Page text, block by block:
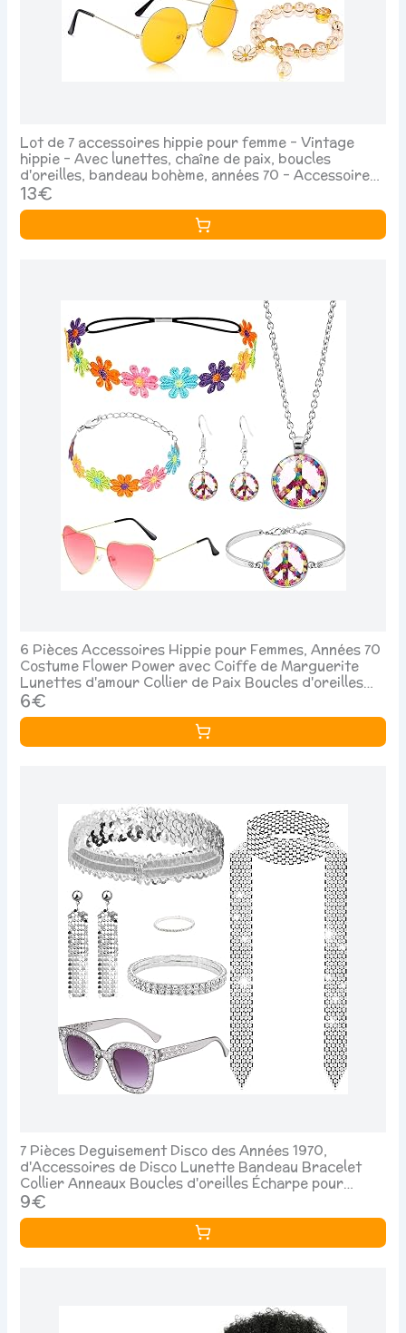
Lot de 7 accessoires hippie pour femme - Vintage
hippie - Avec lunettes, chaîne de paix, boucles
d'oreilles, bandeau bohème, années 70 - Accessoire
de fête hippie pour carnaval et fête à thème
13€
6 Pièces Accessoires Hippie pour Femmes, Années 70
Costume Flower Power avec Coiffe de Marguerite
Lunettes d'amour Collier de Paix Boucles d'oreilles
Bracelet pour Soirées Thème de Carnaval Disco
6€
7 Pièces Deguisement Disco des Années 1970,
d'Accessoires de Disco Lunette Bandeau Bracelet
Collier Anneaux Boucles d'oreilles Écharpe pour
Femmes Fête d'anniversaire Annee 70 80
9€